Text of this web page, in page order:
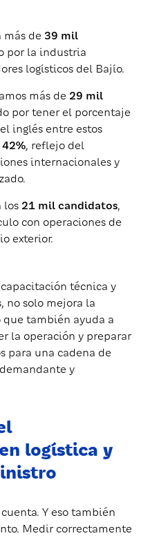
más de 39 mil
por la industria
logísticos del Bajío.
más de 29 mil
por tener el porcentaje
inglés entre estos
42%, reflejo del
internacionales y
los 21 mil candidatos,
con operaciones de
exterior.
técnica y
no solo mejora la
también ayuda a
la operación y preparar
para una cadena de
y
logística y
Y eso también
Medir correctamente